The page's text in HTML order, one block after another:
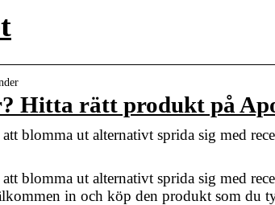
Hitta rätt produkt på
blomma ut alternativt sprida sig med
blomma ut alternativt sprida sig med
in och köp den produkt som du